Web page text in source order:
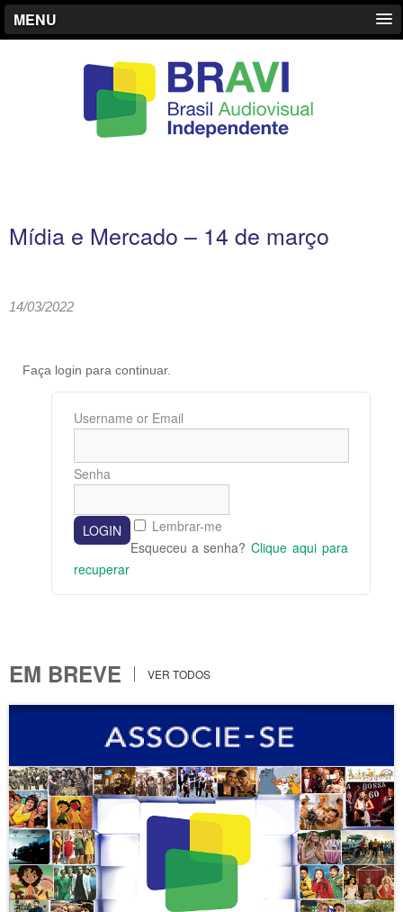
MENU
Mídia e Mercado – 14 de março
14/03/2022
Faça login para continuar.
Username or Email
Senha
Lembrar-me
Esqueceu a senha? Clique aqui para
recuperar
EM BREVE VER TODOS